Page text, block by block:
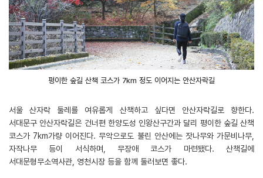
평이한 숲길 산책 코스가 7km 정도 이어지는 안산자락길
서울 산자락 둘레를 여유롭게 산책하고 싶다면 안산자락길로 향한다.
서대문구 안산자락길은 건너편 한양도성 인왕산구간과 달리 평이한 숲길 산책
코스가 7km가량 이어진다. 무악으로도 불린 안산에는 잣나무와 가문비나무,
자작나무 등이 서식하며, 무장애 코스가 마련됐다. 산책길에
서대문형무소역사관, 영천시장 등을 함께 둘러보면 좋다.